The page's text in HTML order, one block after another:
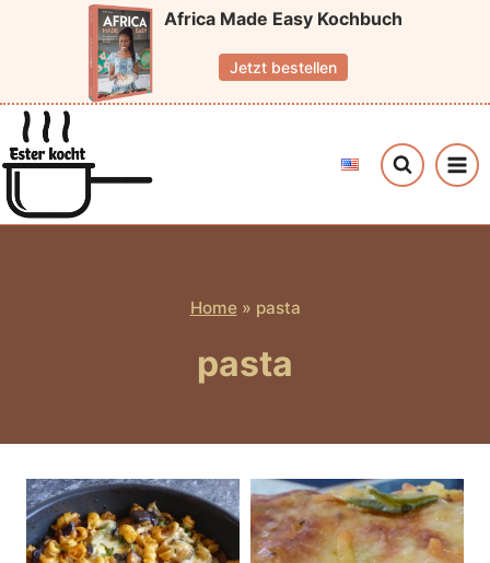
Africa Made Easy Kochbuch
Jetzt bestellen
Home» pasta
pasta